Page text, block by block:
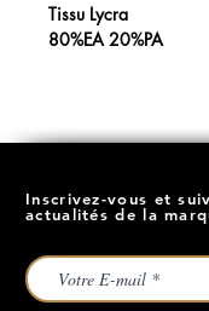
Tissu Lycra
80%EA 20%PA
Inscrivez-vous et
actualités de la